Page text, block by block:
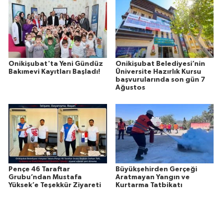
Onikişubat'ta Yeni Gündüz
Bakımevi Kayıtları Başladı!
Onikişubat Belediyesi’nin
Üniversite Hazırlık Kursu
başvurularında son gün 7
Ağustos
Pençe 46 Taraftar
Grubu’ndan Mustafa
Yüksek’e Teşekkür Ziyareti
Büyükşehirden Gerçeği
Aratmayan Yangın ve
Kurtarma Tatbikatı